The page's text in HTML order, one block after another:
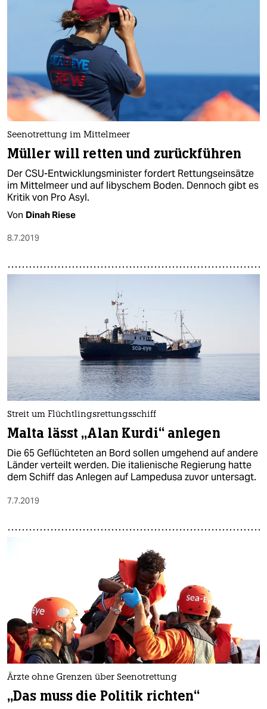
Seenotrettung im Mittelmeer
Müller will retten und zurückführen
Der CSU-Entwicklungsminister fordert Rettungseinsätze
im Mittelmeer und auf libyschem Boden. Dennoch gibt es
Kritik von Pro Asyl.
Von Dinah Riese
8.7.2019
Streit um Flüchtlingsrettungsschiff
Malta lässt „Alan Kurdi“ anlegen
Die 65 Geflüchteten an Bord sollen umgehend auf andere
Länder verteilt werden. Die italienische Regierung hatte
dem Schiff das Anlegen auf Lampedusa zuvor untersagt.
7.7.2019
Ärzte ohne Grenzen über Seenotrettung
„Das muss die Politik richten“